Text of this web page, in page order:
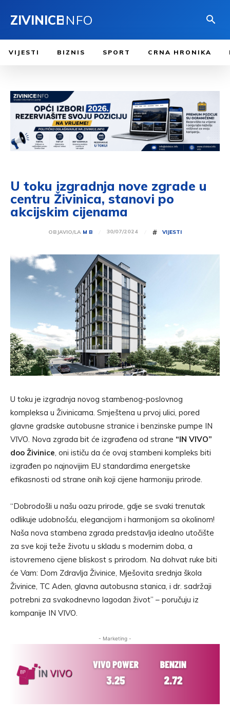
ZIVINICEINFO
VIJESTI BIZNIS SPORT CRNA HRONIKA
U toku izgradnja nove zgrade u
centru Živinica, stanovi po
akcijskim cijenama
OBJAVIO/LA M B 30/07/2024 # VIJESTI
U toku je izgradnja novog stambenog-poslovnog
kompleksa u Živinicama. Smještena u prvoj ulici, pored
glavne gradske autobusne stranice i benzinske pumpe IN
VIVO. Nova zgrada bit će izgrađena od strane “IN VIVO”
doo Živinice, oni ističu da će ovaj stambeni kompleks biti
izgrađen po najnovijim EU standardima energetske
efikasnosti od strane onih koji cijene harmoniju prirode.
“Dobrodošli u našu oazu prirode, gdje se svaki trenutak
odlikuje udobnošću, elegancijom i harmonijom sa okolinom!
Naša nova stambena zgrada predstavlja idealno utočište
za sve koji teže životu u skladu s modernim doba, a
istovremeno cijene bliskost s prirodom. Na dohvat ruke biti
će Vam: Dom Zdravlja Živinice, Mješovita srednja škola
Živinice, TC Aden, glavna autobusna stanica, i dr. sadržaji
potrebni za svakodnevno lagodan život” – poručuju iz
kompanije IN VIVO.
- Marketing -